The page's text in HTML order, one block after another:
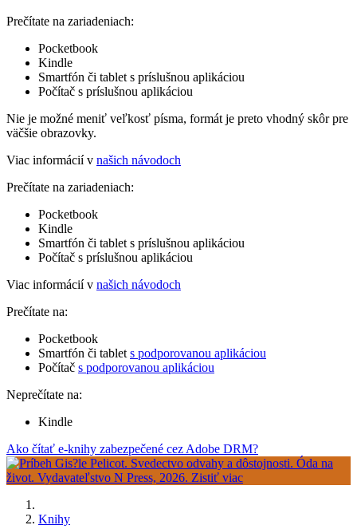
Prečítate na zariadeniach:
Pocketbook
Kindle
Smartfón či tablet s príslušnou aplikáciou
Počítač s príslušnou aplikáciou
Nie je možné meniť veľkosť písma, formát je preto vhodný skôr pre
väčšie obrazovky.
Viac informácií v našich návodoch
Prečítate na zariadeniach:
Pocketbook
Kindle
Smartfón či tablet s príslušnou aplikáciou
Počítač s príslušnou aplikáciou
Viac informácií v našich návodoch
Prečítate na:
Pocketbook
Smartfón či tablet s podporovanou aplikáciou
Počítač s podporovanou aplikáciou
Neprečítate na:
Kindle
Ako čítať e-knihy zabezpečené cez Adobe DRM?
Knihy